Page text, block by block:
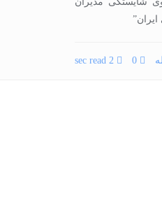
0
2 sec read